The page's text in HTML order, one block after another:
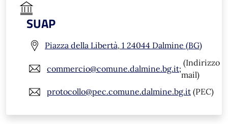
SUAP
Piazza della Libertà, 1 24044 Dalmine (BG)
commercio@comune.dalmine.bg.it;
(Indirizzo
mail)
protocollo@pec.comune.dalmine.bg.it (PEC)